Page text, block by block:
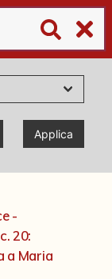
Applica
-
20:
a Maria